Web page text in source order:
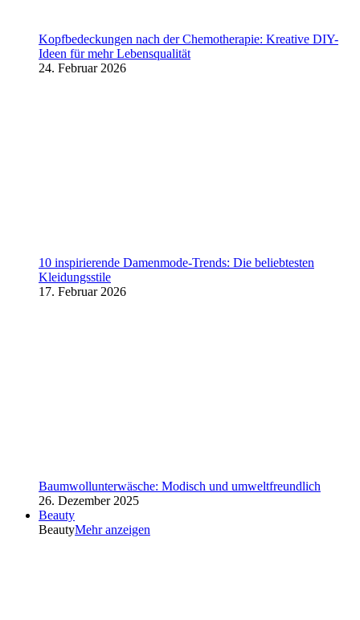
Kopfbedeckungen nach der Chemotherapie: Kreative DIY-
Ideen für mehr Lebensqualität
24. Februar 2026
10 inspirierende Damenmode-Trends: Die beliebtesten
Kleidungsstile
17. Februar 2026
Baumwollunterwäsche: Modisch und umweltfreundlich
26. Dezember 2025
Beauty
BeautyMehr anzeigen